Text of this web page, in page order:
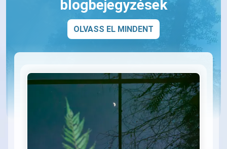
blogbejegyzések
OLVASS EL MINDENT